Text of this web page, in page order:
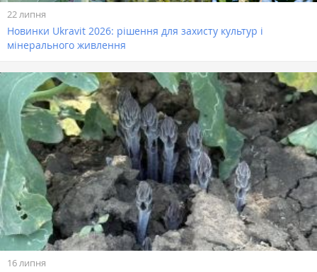
22 липня
Новинки Ukravit 2026: рішення для захисту культур і
мінерального живлення
16 липня